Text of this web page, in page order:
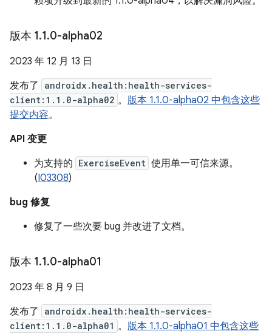
版本 1.1.0-alpha02
2023 年 12 月 13 日
发布了
androidx.health:health-services-
client:1.1.0-alpha02 。 版本 1.1.0-alpha02 中包含这些
提交内容。
API 变更
为支持的 ExerciseEvent 使用单一可信来源。
(I03308)
bug 修复
修复了一些次要 bug 并改进了文档。
版本 1.1.0-alpha01
2023 年 8 月 9 日
发布了
androidx.health:health-services-
client:1.1.0-alpha01 。 版本 1.1.0-alpha01 中包含这些